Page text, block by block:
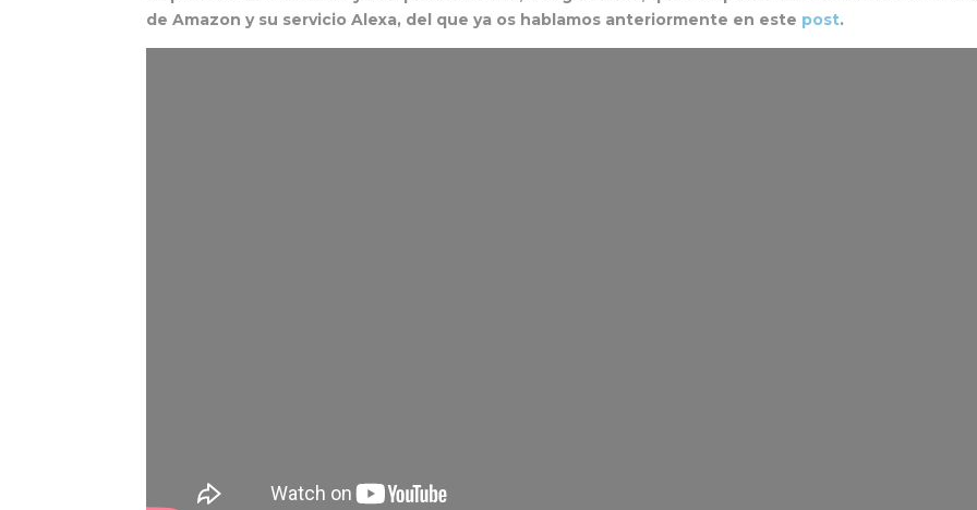
de Amazon y su servicio Alexa, del que ya os hablamos anteriormente en este post.